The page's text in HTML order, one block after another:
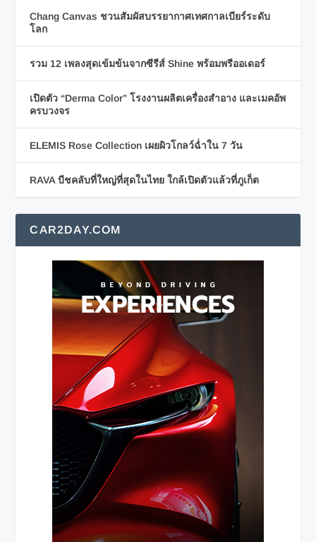
Chang Canvas ชวนสัมผัสบรรยากาศเทศกาลเบียร์ระดับ
โลก
รวม 12 เพลงสุดเข้มข้นจากซีรีส์ Shine พร้อมพรีออเดอร์
เปิดตัว “Derma Color” โรงงานผลิตเครื่องสำอาง และเมคอัพ
ครบวงจร
ELEMIS Rose Collection เผยผิวโกลว์ฉ่ำใน 7 วัน
RAVA บีชคลับที่ใหญ่ที่สุดในไทย ใกล้เปิดตัวแล้วที่ภูเก็ต
CAR2DAY.COM